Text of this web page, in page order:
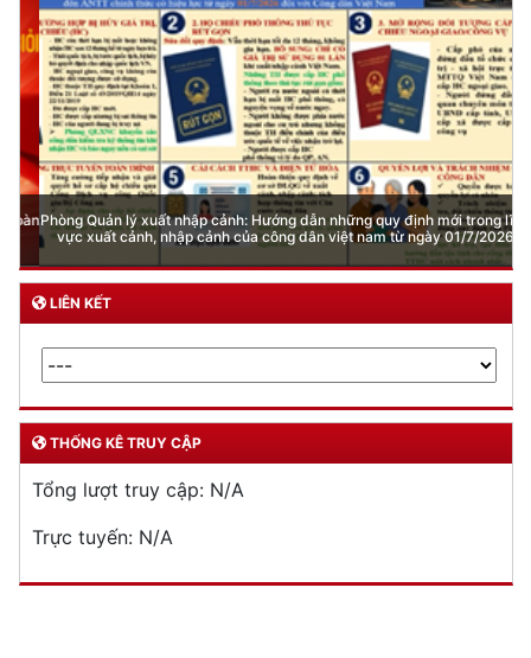
Phòng Quản lý xuất nhập cảnh: Hướng dẫn những quy định mới trong lĩnh
vực xuất cảnh, nhập cảnh của công dân việt nam từ ngày 01/7/2026
LIÊN KẾT
THỐNG KÊ TRUY CẬP
Tổng lượt truy cập: N/A
Trực tuyến: N/A